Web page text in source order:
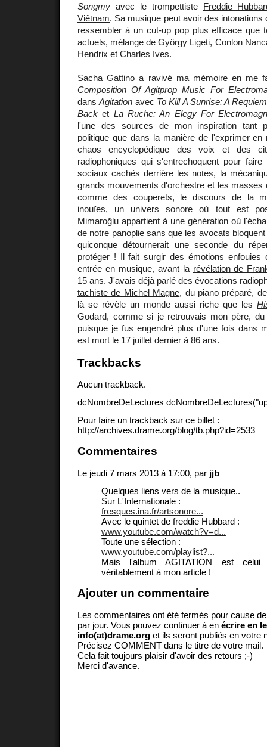
Songmy avec le trompettiste Freddie
Viêtnam. Sa musique peut avoir des
ressembler à un cut-up pop plus efficace que
actuels, mélange de György Ligeti, Conlon
Hendrix et Charles Ives.
Sacha Gattino a ravivé ma mémoire en me
Composition Of Agitprop Music For
dansAgitation avec To Kill A Sunrise: A
Back et La Ruche: An Elegy For
l'une des sources de mon inspiration tant
politique que dans la manière de l'exprimer
chaos encyclopédique des voix et des
radiophoniques qui s'entrechoquent pour
sociaux cachés derrière les notes, la
grands mouvements d'orchestre et les masses
comme des couperets, le discours de la
inouïes, un univers sonore où tout est
Mimaroğlu appartient à une génération où
de notre panoplie sans que les avocats
quiconque détournerait une seconde du
protéger ! Il fait surgir des émotions enfouies
entrée en musique, avant la révélation de
15 ans. J'avais déjà parlé des évocations
tachiste de Michel Magne, du piano préparé,
là se révèle un monde aussi riche que les
Godard, comme si je retrouvais mon père,
puisque je fus engendré plus d'une fois dans
est mort le 17 juillet dernier à 86 ans.
Trackbacks
Aucun trackback.
dcNombreDeLectures
Pour faire un trackback sur ce billet :
http://archives.drame.org/blog/tb.php?id=2533
Commentaires
Le jeudi 7 mars 2013 à 17:00, par jjb
Quelques liens vers de la musique..
Sur L'Internationale :
fresques.ina.fr/artsonore...
Avec le quintet de freddie Hubbard :
www.youtube.com/watch?v=d...
Toute une sélection :
www.youtube.com/playlist?...
Mais l'album AGITATION est celui
véritablement à mon article !
Ajouter un commentaire
Les commentaires ont été fermés pour cause
par jour. Vous pouvez continuer à en écrire en
info(at)drame.org et ils seront publiés en votre
Précisez COMMENT dans le titre de votre mail.
Cela fait toujours plaisir d'avoir des retours ;-)
Merci d'avance.